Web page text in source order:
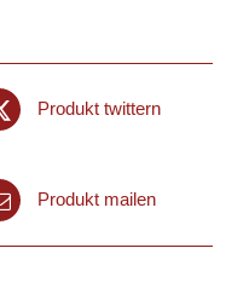
Produkt twittern
Produkt mailen